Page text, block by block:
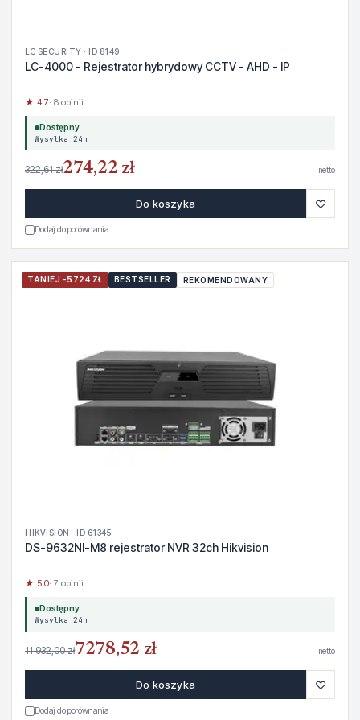
LC SECURITY · ID 8149
LC-4000 - Rejestrator hybrydowy CCTV - AHD - IP
★ 4.7· 8 opinii
Dostępny
Wysyłka 24h
322,61 zł274,22 zł netto
Do koszyka ♡
Dodaj do porównania
TANIEJ -5724 ZŁ BESTSELLER REKOMENDOWANY
HIKVISION · ID 61345
DS-9632NI-M8 rejestrator NVR 32ch Hikvision
★ 5.0· 7 opinii
Dostępny
Wysyłka 24h
11 932,00 zł7278,52 zł netto
Do koszyka ♡
Dodaj do porównania